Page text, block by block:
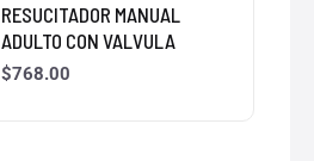
RESUCITADOR MANUAL
ADULTO CON VALVULA
$768.00